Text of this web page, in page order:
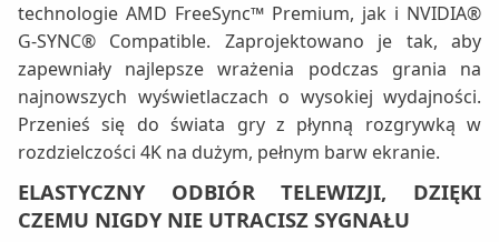
technologie AMD FreeSync™ Premium, jak i NVIDIA®
G-SYNC® Compatible. Zaprojektowano je tak, aby
zapewniały najlepsze wrażenia podczas grania na
najnowszych wyświetlaczach o wysokiej wydajności.
Przenieś się do świata gry z płynną rozgrywką w
rozdzielczości 4K na dużym, pełnym barw ekranie.
ELASTYCZNY ODBIÓR TELEWIZJI, DZIĘKI
CZEMU NIGDY NIE UTRACISZ SYGNAŁU